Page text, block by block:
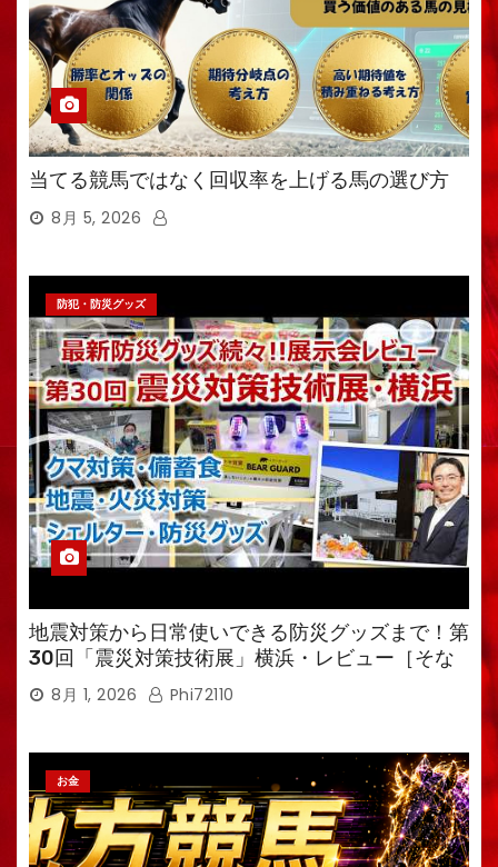
当てる競馬ではなく回収率を上げる馬の選び方
8月 5, 2026
防犯・防災グッズ
地震対策から日常使いできる防災グッズまで！第
30回「震災対策技術展」横浜・レビュー［そな
えるTV・高荷智也］
8月 1, 2026 Phi72110
お金